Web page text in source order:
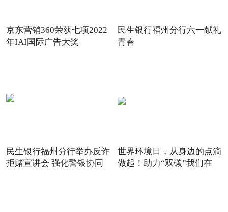
京东营销360荣获七项2022
年IAI国际广告大奖
民生银行福州分行六一献礼
青春
民生银行福州分行举办反诈
拒赌宣讲会 强化警银协同
世界环境日，从身边的点滴
做起！助力“双碳”我们在